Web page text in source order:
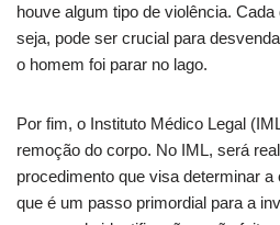
houve algum tipo de violência.
seja, pode ser crucial para
o homem foi parar no lago.
Por fim, o Instituto Médico Legal
remoção do corpo. No IML, será
procedimento que visa determinar
que é um passo primordial para a